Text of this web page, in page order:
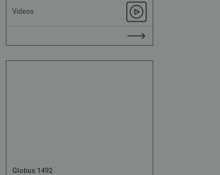
Videos
Globus 1492